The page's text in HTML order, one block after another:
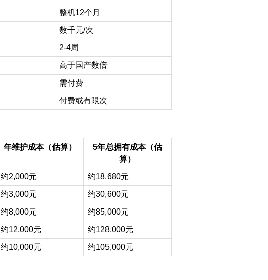
整机12个月
数千元/次
2-4周
高于国产数倍
需付费
付费或有限次
年维护成本（估算） 5年总拥有成本（估
算）
约2,000元 约18,680元
约3,000元 约30,600元
约8,000元 约85,000元
约12,000元 约128,000元
约10,000元 约105,000元